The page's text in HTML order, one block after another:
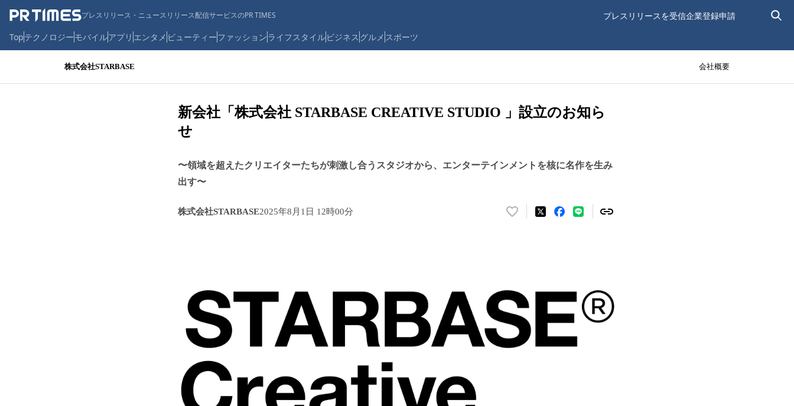
プレスリリース・ニュースリリース配信サービスのPR TIMES プレスリリースを受信企業登録申請
Topテクノロジーモバイルアプリ エンタメ ビューティーファッションライフスタイルビジネス グルメ スポーツ
株式会社STARBASE 会社概要
新会社「株式会社 STARBASE CREATIVE STUDIO 」設立のお知ら
せ
〜領域を超えたクリエイターたちが刺激し合うスタジオから、エンターテインメントを核に名作を生み
出す〜
株式会社STARBASE2025年8月1日 12時00分
い
読
み
込
み
中